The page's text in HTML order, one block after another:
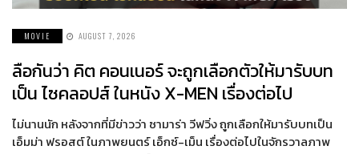
MOVIE AUGUST 7, 2026
ลือกันว่า คิต คอนเนอร์ จะถูกเลือกตัวให้มารับบท
เป็น ไซคลอปส์ ในหนัง X-MEN เรื่องต่อไป
ไม่นานนัก หลังจากที่มีข่าวว่า ซามาร่า วีฟวิ่ง ถูกเลือกให้มารับบทเป็น
เอ็มม่า ฟรอสต์ ในภาพยนตร์ เอ็กซ์-เม็น เรื่องต่อไปในจักรวาลภาพ